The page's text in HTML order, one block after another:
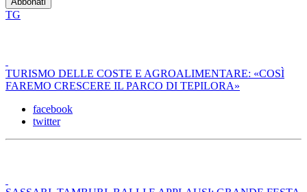
TG
TURISMO DELLE COSTE E AGROALIMENTARE: «COSÌ
FAREMO CRESCERE IL PARCO DI TEPILORA»
facebook
twitter